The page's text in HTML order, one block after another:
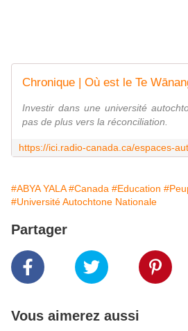
Investir dans une université
pas de plus vers la réconciliation.
#ABYA YALA #Canada #Education
#Université Autochtone Nationale
Partager
Vous aimerez aussi